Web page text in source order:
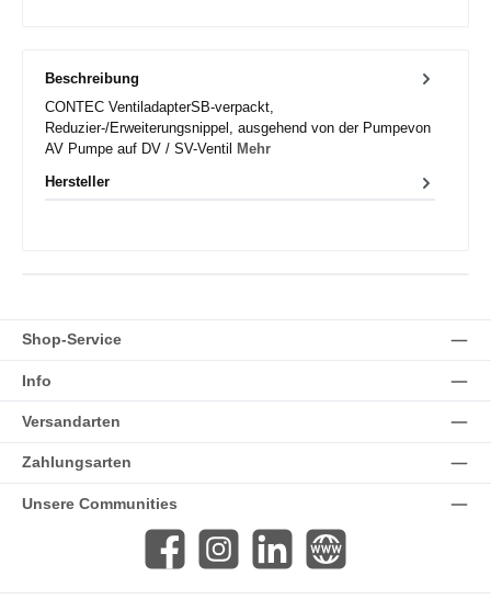
Beschreibung
CONTEC VentiladapterSB-verpackt,
Reduzier-/Erweiterungsnippel, ausgehend von der Pumpevon
AV Pumpe auf DV / SV-Ventil
Mehr
Hersteller
Shop-Service
Info
Versandarten
Zahlungsarten
Unsere Communities
Facebook Instagram LinkedIn Website